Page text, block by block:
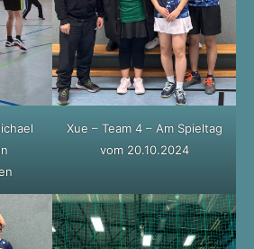
Xue – Team 4 – Am Spieltag
vom 20.10.2024